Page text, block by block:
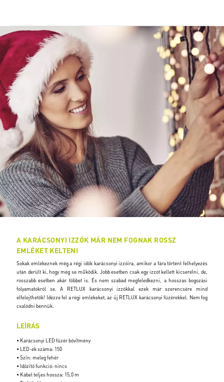
A KARÁCSONYI IZZÓK MÁR NEM FOGNAK ROSSZ
EMLÉKET KELTENI
Sokak emlékeznek még a régi idők karácsonyi izzóira, amikor a fára történt felhelyezés
után derült ki, hogy még se működik. Jobb esetben csak egy izzót kellett kicserélni, de,
rosszabb esetben akár többet is. És nem szabad megfeledkezni, a hosszas bogozási
folyamatokról se. A RETLUX karácsonyi izzókkal ezek már szerencsére mind
elfelejthetők! Idézze fel a régi emlékeket, az új RETLUX karácsonyi füzérekkel. Nem fog
csalódni bennük.
LEÍRÁS
• Karácsonyi LED füzér bővítmény
• LED-ek száma: 150
• Szín: meleg fehér
• Időzítő funkció: nincs
• Kábel teljes hossza: 15,0 m